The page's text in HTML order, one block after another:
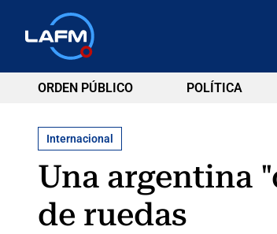
ORDEN PÚBLICO POLÍTICA
Internacional
Una argentina
de ruedas